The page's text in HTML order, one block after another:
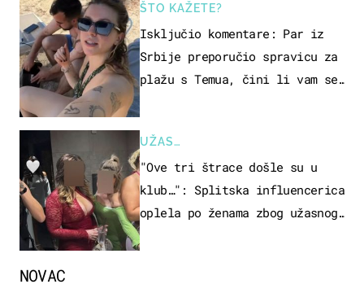
ŠTO KAŽETE?
Isključio komentare: Par iz
Srbije preporučio spravicu za
plažu s Temua, čini li vam se
UŽAS…
"Ove tri štrace došle su u
klub…": Splitska influencerica
oplela po ženama zbog užasnog
NOVAC